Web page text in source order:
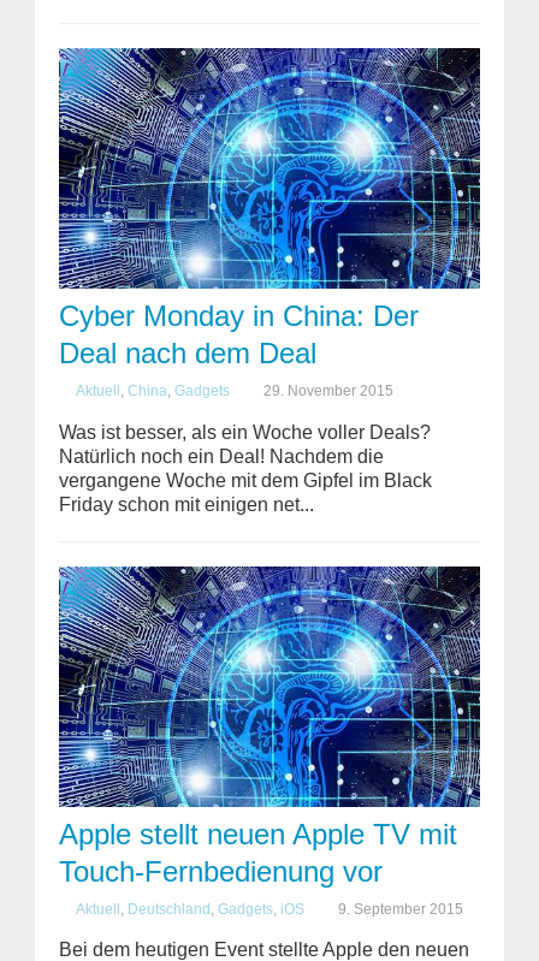
Cyber Monday in China: Der
Deal nach dem Deal
Aktuell , China, Gadgets 29. November 2015
Was ist besser, als ein Woche voller Deals?
Natürlich noch ein Deal! Nachdem die
vergangene Woche mit dem Gipfel im Black
Friday schon mit einigen net...
Apple stellt neuen Apple TV mit
Touch-Fernbedienung vor
Aktuell Deutschland Gadgets iOS 9. September 2015
Bei dem heutigen Event stellte Apple den neuen